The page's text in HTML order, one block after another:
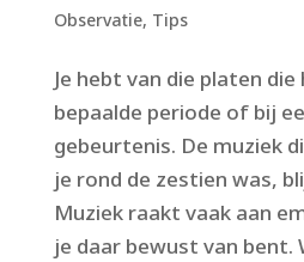
Observatie, Tips
Je hebt van die platen
bepaalde periode of bij
gebeurtenis. De muziek
je rond de zestien was,
Muziek raakt vaak aan
je daar bewust van bent.